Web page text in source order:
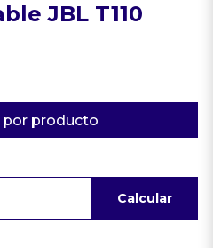
JBL T110
por producto
Calcular